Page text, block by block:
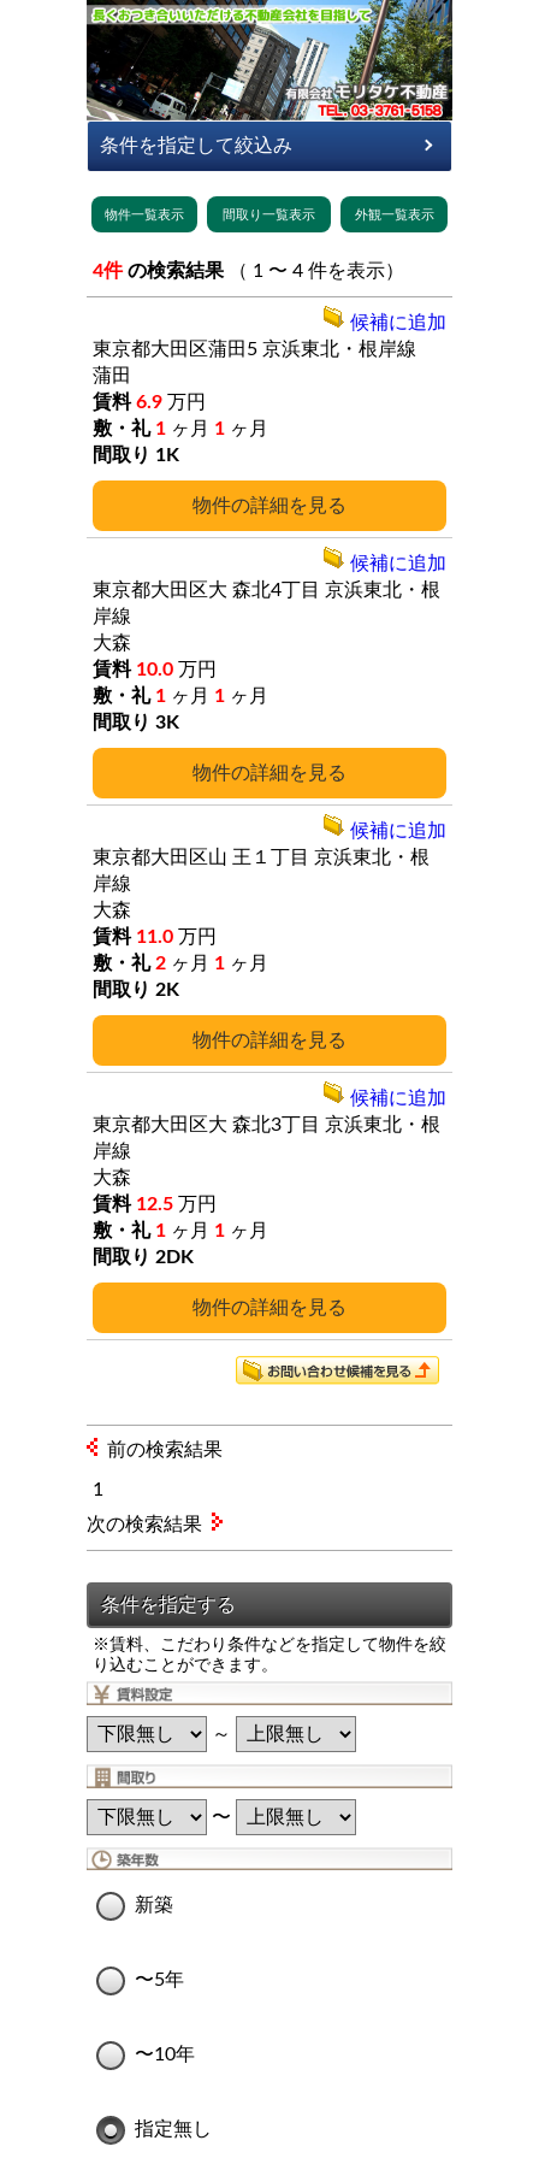
4件 の検索結果 （ 1 〜 4 件を表示）
詳細
東京都大田区蒲田5 京浜東北・根岸線
蒲田
6.9 万円
1 ヶ月 1 ヶ月
1K
候補に追加
詳細
東京都大田区大 森北4丁目 京浜東北・根
岸線
大森
10.0 万円
1 ヶ月 1 ヶ月
3K
候補に追加
詳細
東京都大田区山 王１丁目 京浜東北・根
岸線
大森
11.0 万円
2 ヶ月 1 ヶ月
2K
候補に追加
詳細
東京都大田区大 森北3丁目 京浜東北・根
岸線
大森
12.5 万円
1 ヶ月 1 ヶ月
2DK
候補に追加
前の検索結果
1
※賃料、こだわり条件などを指定して物件を絞
り込むことができます。
～
〜
新築
〜5年
〜10年
指定無し